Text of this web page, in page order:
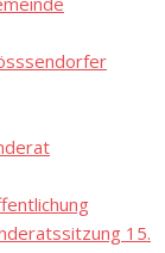
15.